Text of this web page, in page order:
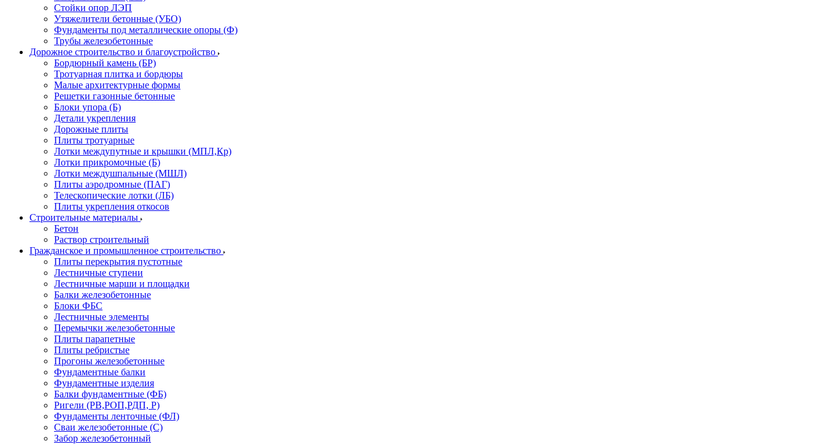
Стойки опор ЛЭП
Утяжелители бетонные (УБО)
Фундаменты под металлические опоры (Ф)
Трубы железобетонные
Дорожное строительство и благоустройство
Бордюрный камень (БР)
Тротуарная плитка и бордюры
Малые архитектурные формы
Решетки газонные бетонные
Блоки упора (Б)
Детали укрепления
Дорожные плиты
Плиты тротуарные
Лотки междупутные и крышки (МПЛ,Кр)
Лотки прикромочные (Б)
Лотки междушпальные (МШЛ)
Плиты аэродромные (ПАГ)
Телескопические лотки (ЛБ)
Плиты укрепления откосов
Строительные материалы
Бетон
Раствор строительный
Гражданское и промышленное строительство
Плиты перекрытия пустотные
Лестничные ступени
Лестничные марши и площадки
Балки железобетонные
Блоки ФБС
Лестничные элементы
Перемычки железобетонные
Плиты парапетные
Плиты ребристые
Прогоны железобетонные
Фундаментные балки
Фундаментные изделия
Балки фундаментные (ФБ)
Ригели (РВ,РОП,РДП, Р)
Фундаменты ленточные (ФЛ)
Сваи железобетонные (С)
Забор железобетонный